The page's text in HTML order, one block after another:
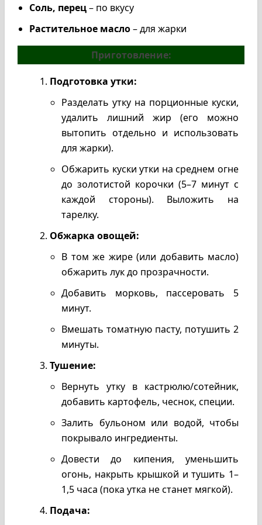
Соль, перец– по вкусу
Растительное масло– для жарки
Приготовление:
Подготовка утки:
Разделать утку на порционные куски,
удалить лишний жир (его можно
вытопить отдельно и использовать
для жарки).
Обжарить куски утки на среднем огне
до золотистой корочки (5–7 минут с
каждой стороны). Выложить на
тарелку.
Обжарка овощей:
В том же жире (или добавить масло)
обжарить лук до прозрачности.
Добавить морковь, пассеровать 5
минут.
Вмешать томатную пасту, потушить 2
минуты.
Тушение:
Вернуть утку в кастрюлю/сотейник,
добавить картофель, чеснок, специи.
Залить бульоном или водой, чтобы
покрывало ингредиенты.
Довести до кипения, уменьшить
огонь, накрыть крышкой и тушить 1–
1,5 часа (пока утка не станет мягкой).
Подача: